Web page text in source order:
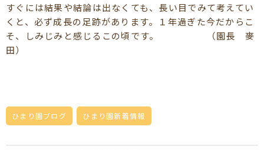
すぐには結果や結論は出なくても、長い目でみて考えてい
くと、必ず成長の足跡があります。１年過ぎた今だからこ
そ、しみじみと感じるこの頃です。 （園長 麥
田）
ひまり園ブログ ひまり園新着情報